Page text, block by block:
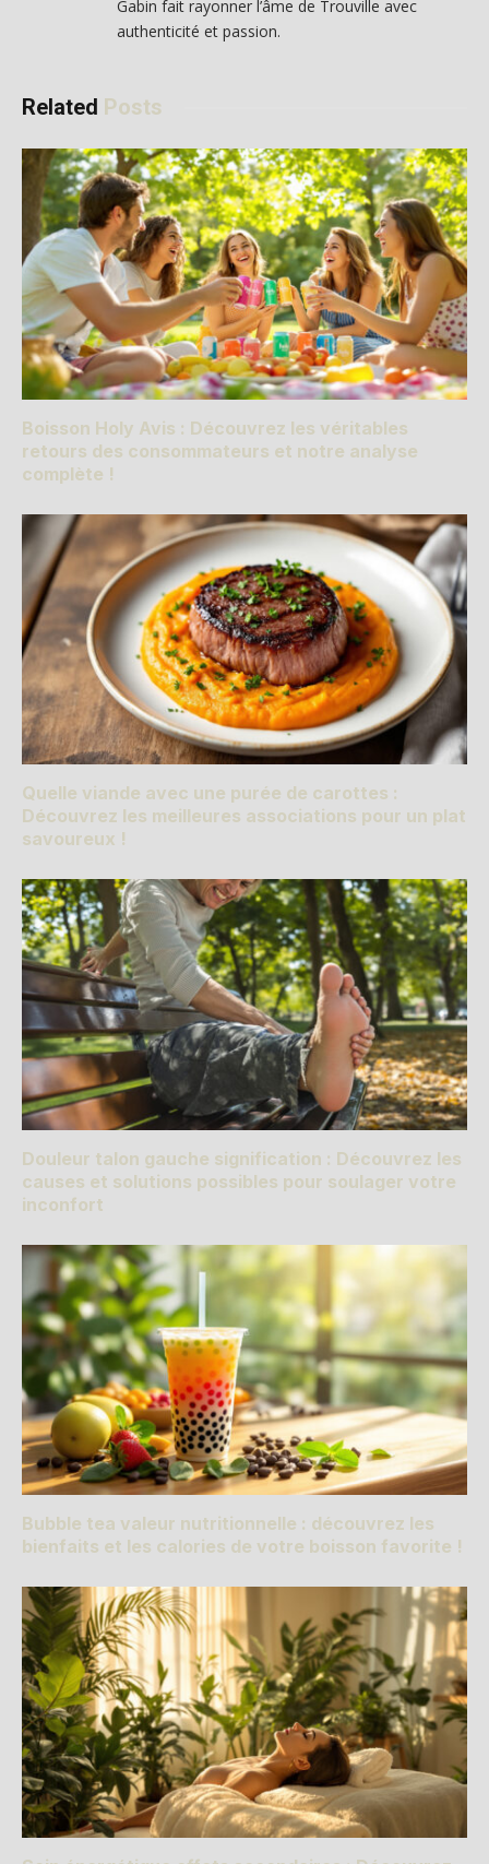
Gabin fait rayonner l’âme de Trouville avec
authenticité et passion.
Related Posts
Boisson Holy Avis : Découvrez les véritables
retours des consommateurs et notre analyse
complète !
Quelle viande avec une purée de carottes :
Découvrez les meilleures associations pour un plat
savoureux !
Douleur talon gauche signification : Découvrez les
causes et solutions possibles pour soulager votre
inconfort
Bubble tea valeur nutritionnelle : découvrez les
bienfaits et les calories de votre boisson favorite !